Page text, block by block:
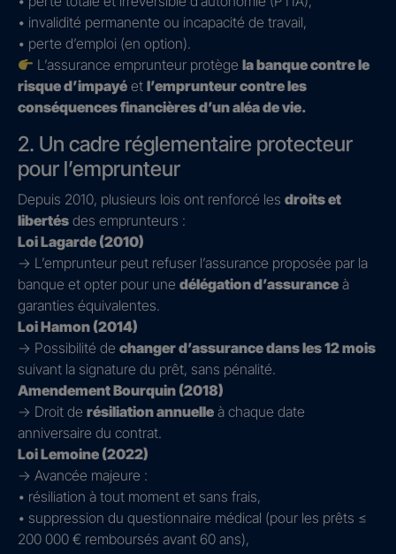
• invalidité permanente ou incapacité de travail,
• perte d’emploi (en option).
L’assurance emprunteur protègela banque contre le
risque d’impayé et l’emprunteur contre les
conséquences financières d’un aléa de vie.
2. Un cadre réglementaire protecteur
pour l’emprunteur
Depuis 2010, plusieurs lois ont renforcé les droits et
libertés des emprunteurs :
Loi Lagarde (2010)
→ L’emprunteur peut refuser l’assurance proposée par la
banque et opter pour une délégation d’assurance à
garanties équivalentes.
Loi Hamon (2014)
→ Possibilité de changer d’assurance dans les 12 mois
suivant la signature du prêt, sans pénalité.
Amendement Bourquin (2018)
→ Droit de résiliation annuelle à chaque date
anniversaire du contrat.
Loi Lemoine (2022)
→ Avancée majeure :
• résiliation à tout moment et sans frais,
• suppression du questionnaire médical (pour les prêts ≤
200 000 € remboursés avant 60 ans),